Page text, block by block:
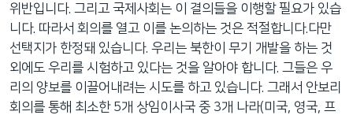
위반입니다. 그리고 국제사회는 이 결의들을 이행할 필요가 있습
니다. 따라서 회의를 열고 이를 논의하는 것은 적절합니다.다만
선택지가 한정돼 있습니다. 우리는 북한이 무기 개발을 하는 것
외에도 우리를 시험하고 있다는 것을 알아야 합니다. 그들은 우
리의 양보를 이끌어내려는 시도를 하고 있습니다. 그래서 안보리
회의를 통해 최소한 5개 상임이사국 중 3개 나라(미국, 영국, 프